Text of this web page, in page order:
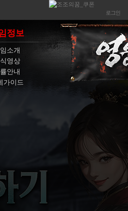
로그인
정보
소개
영상
안내
가이드